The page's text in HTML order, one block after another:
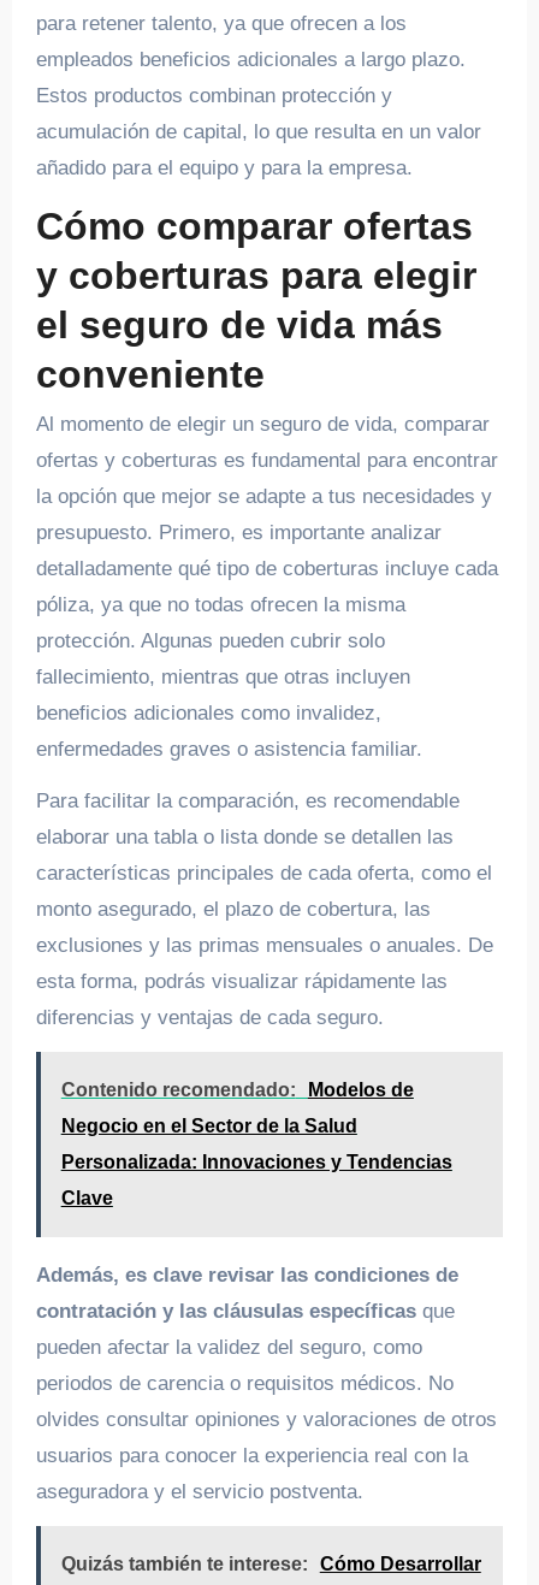
para retener talento, ya que ofrecen a los
empleados beneficios adicionales a largo plazo.
Estos productos combinan protección y
acumulación de capital, lo que resulta en un valor
añadido para el equipo y para la empresa.
Cómo comparar ofertas
y coberturas para elegir
el seguro de vida más
conveniente
Al momento de elegir un seguro de vida, comparar
ofertas y coberturas es fundamental para encontrar
la opción que mejor se adapte a tus necesidades y
presupuesto. Primero, es importante analizar
detalladamente qué tipo de coberturas incluye cada
póliza, ya que no todas ofrecen la misma
protección. Algunas pueden cubrir solo
fallecimiento, mientras que otras incluyen
beneficios adicionales como invalidez,
enfermedades graves o asistencia familiar.
Para facilitar la comparación, es recomendable
elaborar una tabla o lista donde se detallen las
características principales de cada oferta, como el
monto asegurado, el plazo de cobertura, las
exclusiones y las primas mensuales o anuales. De
esta forma, podrás visualizar rápidamente las
diferencias y ventajas de cada seguro.
Contenido recomendado:
Modelos de
Negocio en el Sector de la Salud
Personalizada: Innovaciones y Tendencias
Clave
Además, es clave revisar las condiciones de
contratación y las cláusulas específicasque
pueden afectar la validez del seguro, como
periodos de carencia o requisitos médicos. No
olvides consultar opiniones y valoraciones de otros
usuarios para conocer la experiencia real con la
aseguradora y el servicio postventa.
Quizás también te interese: Cómo Desarrollar